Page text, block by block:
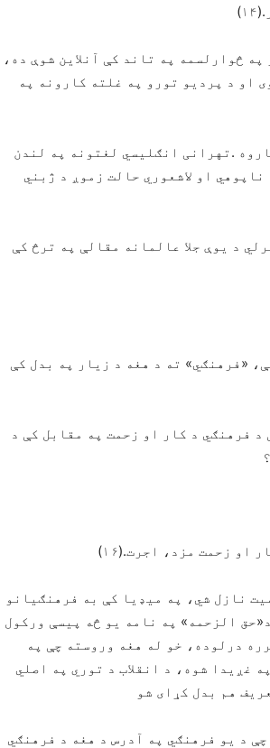
چې د ۲۰۱۴ کال د سپتمبر په څوارلسمه په تاند کې آنلاین شوې ده،
او د پردیو تورو په غلته کارونه په
.تهرانی انګلیسي لغتونه په لندن
او لاشعوري حالت زموږ د ژبني
د یوې جلا عالمانه مقالې په ترڅ کې
«فرهنګي» ته د هغه د زیار په بدل کې
د فرهنګي د کار او زحمت په مقابل کې د
نازل شي، په میډیا کې به فرهنګیانو
الزحمه» په نامه یو څه پیسې ورکول
درلوده، خو له هغه وروسته چې په
غږیدا شوه، د انقلاب د توري په اصلي
هم بدل کړای شو
د یو فرهنګي په آدرس د هغه د فرهنګي